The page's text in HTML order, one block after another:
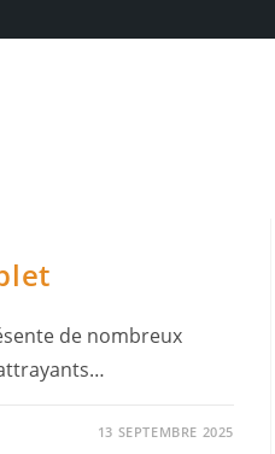
de nombreux
13 SEPTEMBRE 2025